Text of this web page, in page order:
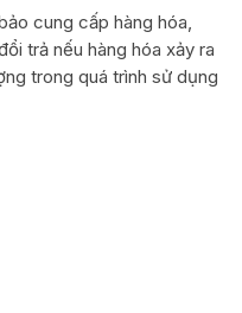
cung cấp hàng hóa,
trả nếu hàng hóa xảy ra
trong quá trình sử dụng